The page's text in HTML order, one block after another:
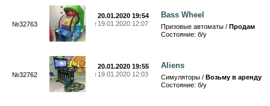
№32763
20.01.2020 19:54
↑ 19.01.2020 12:07
Bass Wheel
Призовые автоматы / Продам
Состояние: б/у
№32762
20.01.2020 19:55
↑ 19.01.2020 12:03
Aliens
Симуляторы / Возьму в аренду
Состояние: б/у